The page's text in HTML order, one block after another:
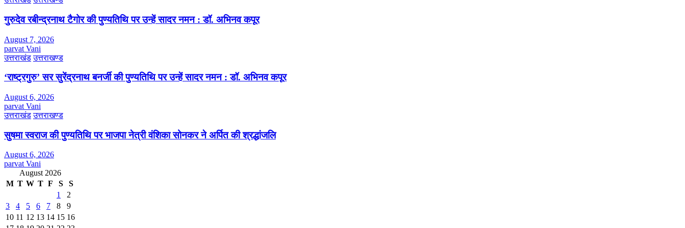
गुरुदेव रबीन्द्रनाथ टैगोर की पुण्यतिथि पर उन्हें सादर नमन : डॉ. अभिनव कपूर
August 7, 2026
parvat Vani
उत्तराखंड उत्तराखण्ड
‘राष्ट्रगुरु’ सर सुरेंद्रनाथ बनर्जी की पुण्यतिथि पर उन्हें सादर नमन : डॉ. अभिनव कपूर
August 6, 2026
parvat Vani
उत्तराखंड उत्तराखण्ड
सुषमा स्वराज की पुण्यतिथि पर भाजपा नेत्री वंशिका सोनकर ने अर्पित की श्रद्धांजलि
August 6, 2026
parvat Vani
August 2026
M T W T F S
S
1
2
3
4 5 6 7 8
9
10 11 12 13 14 15 16